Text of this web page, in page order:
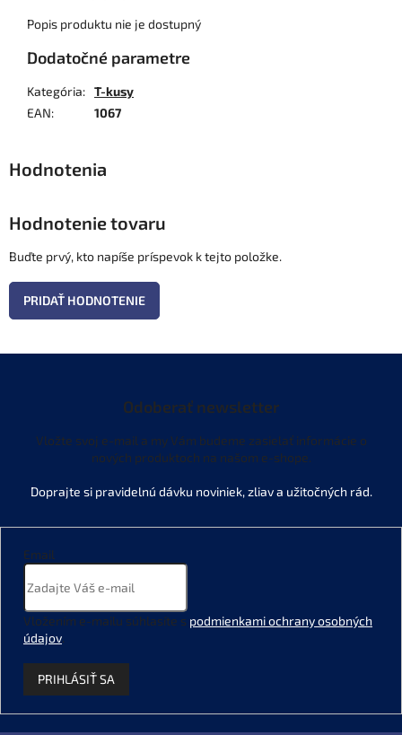
Popis produktu nie je dostupný
Dodatočné parametre
Kategória: T-kusy
EAN: 1067
Hodnotenie tovaru
Buďte prvý, kto napíše príspevok k tejto položke.
PRIDAŤ HODNOTENIE
Odoberať newsletter
Vložte svoj e-mail a my Vám budeme zasielať informácie o
nových produktoch na našom e-shope.
Email
Vložením e-mailu súhlasíte s podmienkami ochrany osobných
údajov.
PRIHLÁSIŤ SA